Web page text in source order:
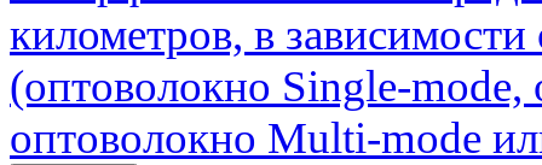
километров, в
(оптоволокно Single-
оптоволокно Multi-mode